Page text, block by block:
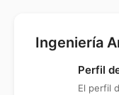
Ingeniería
Perfil
El perfil